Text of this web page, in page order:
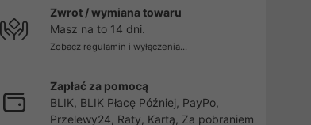
Zwrot / wymiana towaru
Masz na to 14 dni.
Zobacz regulamin i wyłączenia...
Zapłać za pomocą
BLIK, BLIK Płacę Później, PayPo,
Przelewy24, Raty, Kartą, Za pobraniem